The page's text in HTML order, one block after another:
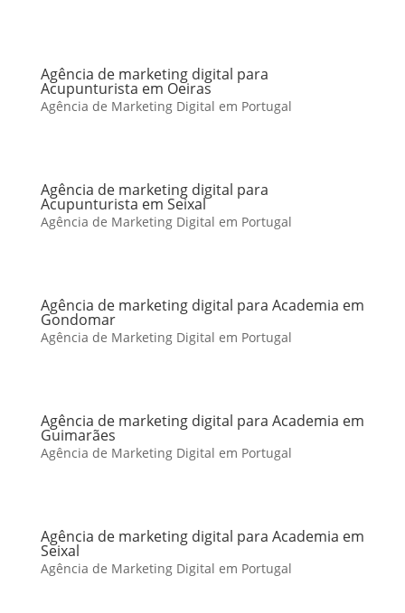
Agência de marketing digital para
Acupunturista em Oeiras
Agência de Marketing Digital em Portugal
Agência de marketing digital para
Acupunturista em Seixal
Agência de Marketing Digital em Portugal
Agência de marketing digital para Academia em
Gondomar
Agência de Marketing Digital em Portugal
Agência de marketing digital para Academia em
Guimarães
Agência de Marketing Digital em Portugal
Agência de marketing digital para Academia em
Seixal
Agência de Marketing Digital em Portugal